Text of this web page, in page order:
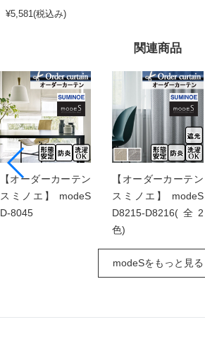
関連商品
【オーダーカーテン
スミノエ】 modeS
D-8045
【オーダーカーテン
スミノエ】 modeS
D8215-D8216(全2
色)
modeSをもっと見る
¥5,581(税込み)